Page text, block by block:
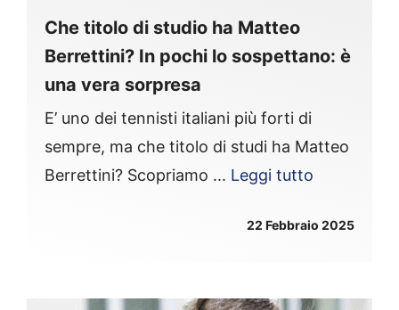
Che titolo di studio ha Matteo
Berrettini? In pochi lo sospettano: è
una vera sorpresa
E’ uno dei tennisti italiani più forti di
sempre, ma che titolo di studi ha Matteo
Berrettini? Scopriamo ... Leggi tutto
22 Febbraio 2025